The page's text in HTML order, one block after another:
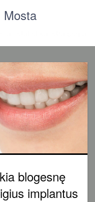
Mosta
blogesnę
implantus